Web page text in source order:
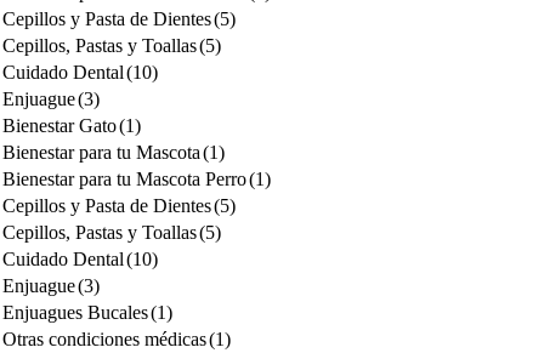
Cepillos y Pasta de Dientes(5)
Cepillos, Pastas y Toallas(5)
Cuidado Dental(10)
Enjuague(3)
Bienestar Gato(1)
Bienestar para tu Mascota(1)
Bienestar para tu Mascota Perro(1)
Cepillos y Pasta de Dientes(5)
Cepillos, Pastas y Toallas(5)
Cuidado Dental(10)
Enjuague(3)
Enjuagues Bucales(1)
Otras condiciones médicas(1)